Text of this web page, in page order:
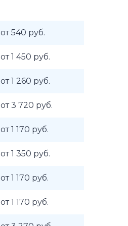
от 540 руб.
от 1 450 руб.
от 1 260 руб.
от 3 720 руб.
от 1 170 руб.
от 1 350 руб.
от 1 170 руб.
от 1 170 руб.